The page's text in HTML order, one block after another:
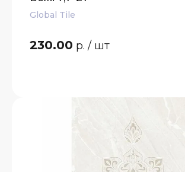
Global Tile
230.00 р. / шт